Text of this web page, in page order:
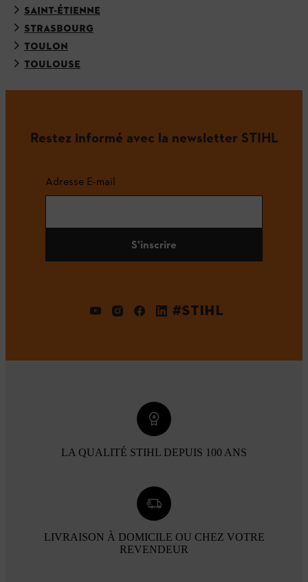
SAINT-ÉTIENNE
STRASBOURG
TOULON
TOULOUSE
Restez informé avec la newsletter STIHL
Adresse E-mail
S'inscrire
#STIHL
LA QUALITÉ STIHL DEPUIS 100 ANS
LIVRAISON À DOMICILE OU CHEZ VOTRE
REVENDEUR